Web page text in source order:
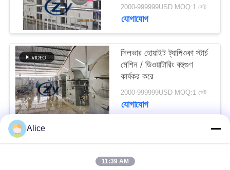
2000-999999USD MOQ:1 সেট
যোগাযোগ
সিলভার হোয়াইট ট্যাপিওকা স্টার্চ
মেশিন / ডিওয়াটারিং বহুগুণ
কার্যকর করে
2000-999999USD MOQ:1 সেট
যোগাযোগ
Alice
11:39 AM